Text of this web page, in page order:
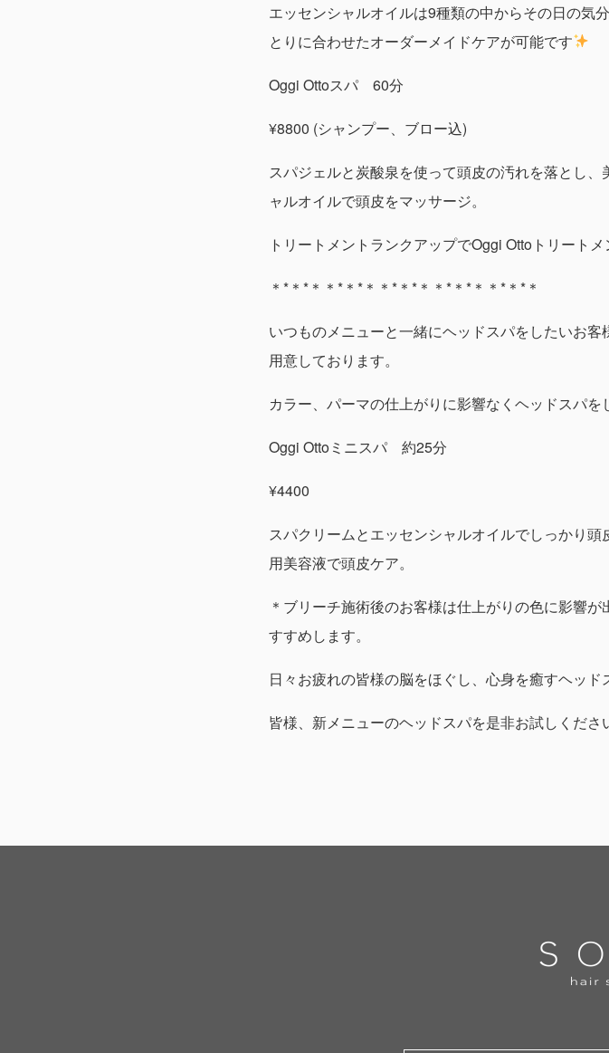
エッセンシャルオイルは9種類の中からその日の気
とりに合わせたオーダーメイドケアが可能です
Oggi Ottoスパ 60分
¥8800 (シャンプー、ブロー込)
スパジェルと炭酸泉を使って頭皮の汚れを落とし
ャルオイルで頭皮をマッサージ。
トリートメントランクアップでOggi Ottoトリート
＊*＊*＊＊*＊*＊＊*＊*＊＊*＊*＊＊*＊*＊
いつものメニューと一緒にヘッドスパをしたいお
用意しております。
カラー、パーマの仕上がりに影響なくヘッドスパを
Oggi Ottoミニスパ 約25分
¥4400
スパクリームとエッセンシャルオイルでしっかり
用美容液で頭皮ケア。
＊ブリーチ施術後のお客様は仕上がりの色に影響
すすめします。
日々お疲れの皆様の脳をほぐし、心身を癒すヘッド
皆様、新メニューのヘッドスパを是非お試しくださ